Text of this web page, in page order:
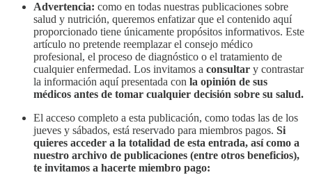
Advertencia: como en todas nuestras publicaciones sobre
salud y nutrición, queremos enfatizar que el contenido aquí
proporcionado tiene únicamente propósitos informativos. Este
artículo no pretende reemplazar el consejo médico
profesional, el proceso de diagnóstico o el tratamiento de
cualquier enfermedad. Los invitamos a consultar y contrastar
la información aquí presentada con la opinión de sus
médicos antes de tomar cualquier decisión sobre su salud.
El acceso completo a esta publicación, como todas las de los
jueves y sábados, está reservado para miembros pagos. Si
quieres acceder a la totalidad de esta entrada, así como a
nuestro archivo de publicaciones (entre otros beneficios),
te invitamos a hacerte miembro pago: